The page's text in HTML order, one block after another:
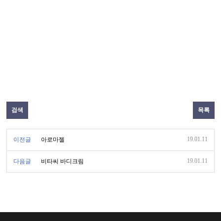
검색 목록
이전글 아로마젤 19.01.11
다음글 비타씨 바디크림 19.01.11